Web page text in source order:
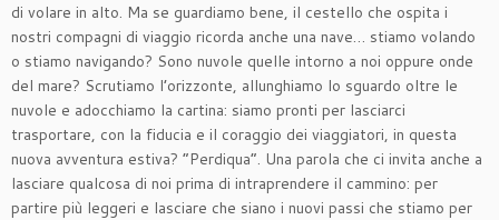
di volare in alto. Ma se guardiamo bene, il cestello che ospita i
nostri compagni di viaggio ricorda anche una nave… stiamo volando
o stiamo navigando? Sono nuvole quelle intorno a noi oppure onde
del mare? Scrutiamo l’orizzonte, allunghiamo lo sguardo oltre le
nuvole e adocchiamo la cartina: siamo pronti per lasciarci
trasportare, con la fiducia e il coraggio dei viaggiatori, in questa
nuova avventura estiva? “Perdiqua”. Una parola che ci invita anche a
lasciare qualcosa di noi prima di intraprendere il cammino: per
partire più leggeri e lasciare che siano i nuovi passi che stiamo per